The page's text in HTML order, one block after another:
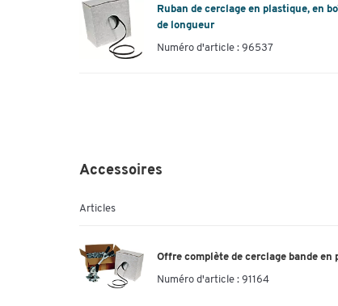
Ruban de cerclage en plastique, en
de longueur
Numéro d'article : 96537
Accessoires
Articles
Offre complète de cerclage bande en
Numéro d'article : 91164